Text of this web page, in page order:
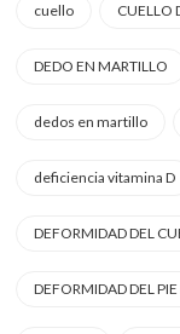
cuello CUELLO
DEDO EN MARTILLO
dedos en martillo
deficiencia vitamina D
DEFORMIDAD DEL
DEFORMIDAD DEL